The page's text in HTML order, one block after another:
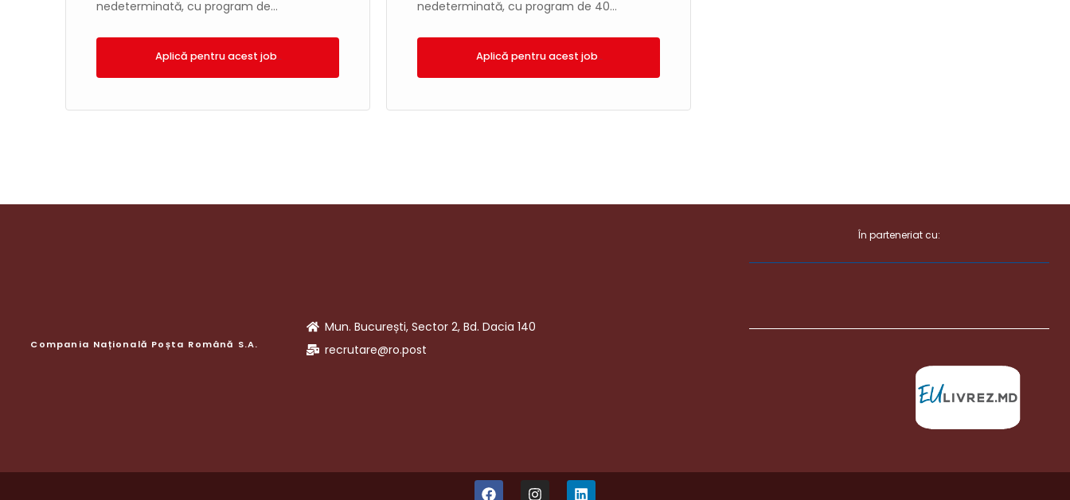
nedeterminată, cu program de...
nedeterminată, cu program de 40...
Compania Națională Poșta Română S.A.
Mun. București, Sector 2, Bd. Dacia 140
recrutare@ro.post
În parteneriat cu: